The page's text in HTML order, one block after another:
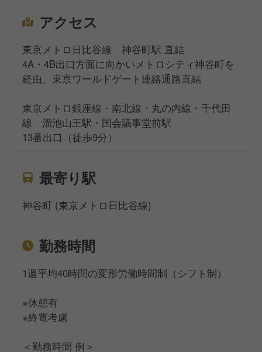
アクセス
東京メトロ日比谷線 神谷町駅 直結
4A・4B出口方面に向かいメトロシティ神谷町を
経由、東京ワールドゲート連絡通路直結
東京メトロ銀座線・南北線・丸の内線・千代田
線 溜池山王駅・国会議事堂前駅
13番出口（徒歩9分）
最寄り駅
神谷町 (東京メトロ日比谷線)
勤務時間
1週平均40時間の変形労働時間制（シフト制）
※休憩有
※終電考慮
＜勤務時間 例＞